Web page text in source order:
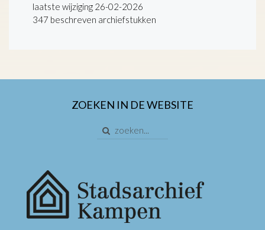
laatste wijziging 26-02-2026
347 beschreven archiefstukken
ZOEKEN IN DE WEBSITE